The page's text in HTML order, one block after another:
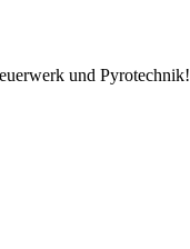
und Pyrotechnik!